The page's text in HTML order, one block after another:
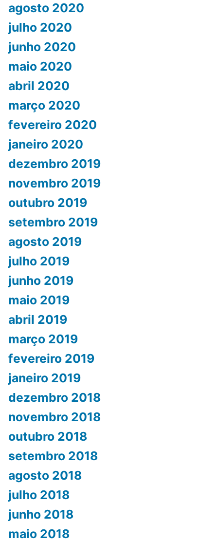
agosto 2020
julho 2020
junho 2020
maio 2020
abril 2020
março 2020
fevereiro 2020
janeiro 2020
dezembro 2019
novembro 2019
outubro 2019
setembro 2019
agosto 2019
julho 2019
junho 2019
maio 2019
abril 2019
março 2019
fevereiro 2019
janeiro 2019
dezembro 2018
novembro 2018
outubro 2018
setembro 2018
agosto 2018
julho 2018
junho 2018
maio 2018